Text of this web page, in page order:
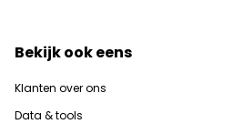
Bekijk ook eens
Klanten over ons
Data & tools